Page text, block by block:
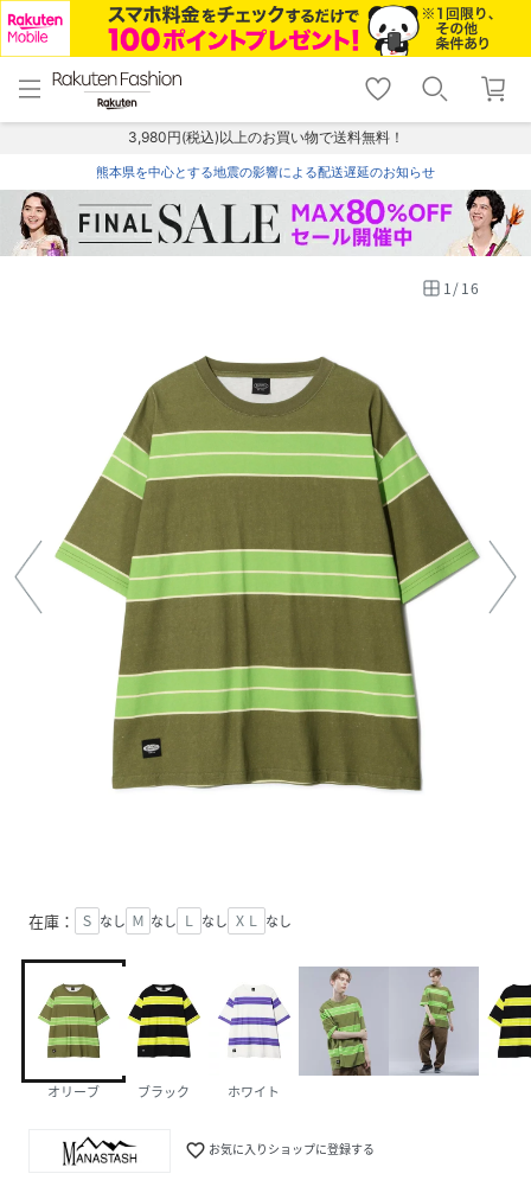
menu home
トップ
shopping_cart lock_outline
ログイン
3,980円(税込)以上のお買い物で送料無料！
熊本県を中心とする地震の影響による配送遅延のお知らせ
1/16
在庫： Ｓ なし Ｍ なし Ｌ なし ＸＬ なし
オリーブ ブラック ホワイト
favorite_border お気に入りショップに登録する